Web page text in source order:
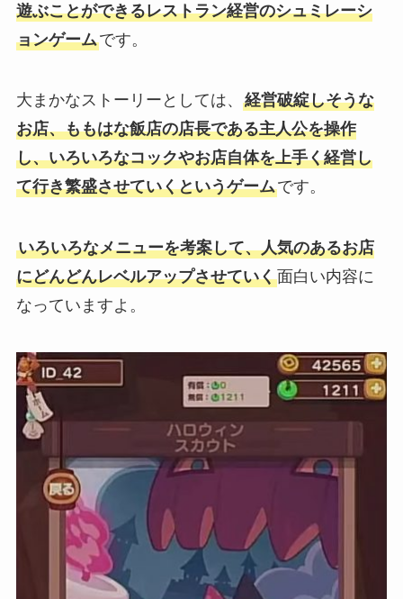
遊ぶことができるレストラン経営のシュミレーシ
ョンゲームです。
大まかなストーリーとしては、 経営破綻しそうな
お店、ももはな飯店の店長である主人公を操作
し、いろいろなコックやお店自体を上手く経営し
て行き繁盛させていくというゲームです。
いろいろなメニューを考案して、人気のあるお店
にどんどんレベルアップさせていく面白い内容に
なっていますよ。